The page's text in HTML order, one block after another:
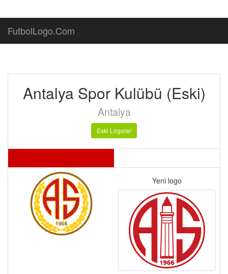
FutbolLogo.Com
Antalya Spor Kulübü (Eski)
Antalya
Eski Logolar
Yeni logo